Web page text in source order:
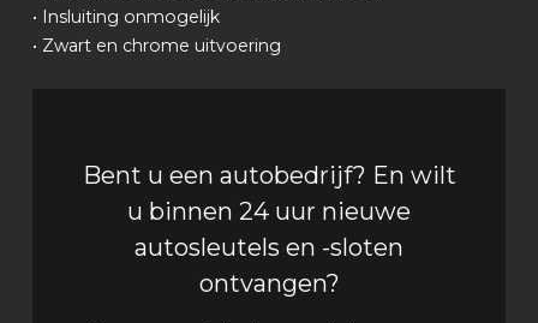
• Insluiting onmogelijk
• Zwart en chrome uitvoering
Bent u een autobedrijf? En wilt
u binnen 24 uur nieuwe
autosleutels en -sloten
ontvangen?